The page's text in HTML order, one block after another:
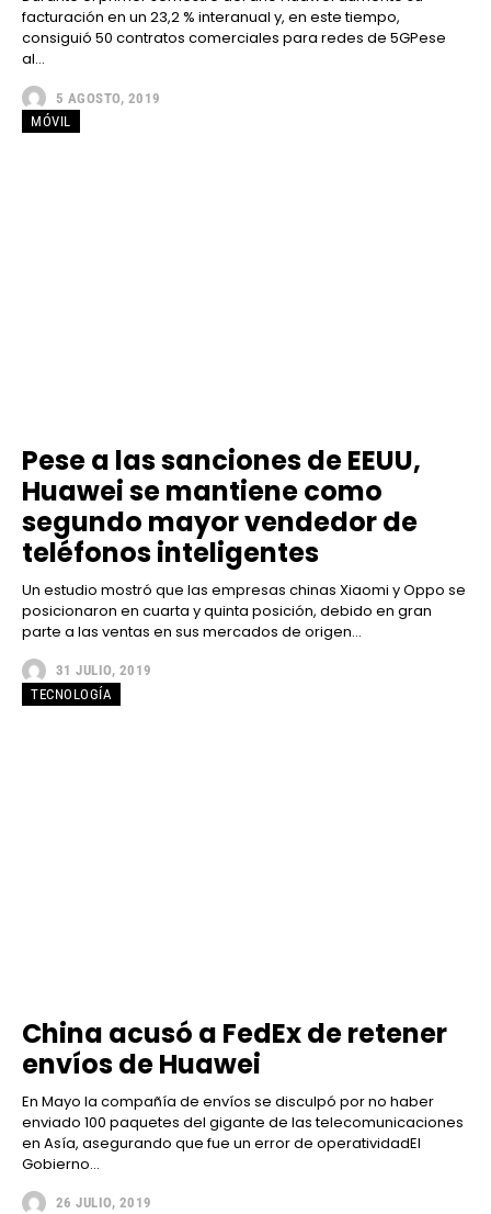
facturación en un 23,2 % interanual y, en este tiempo,
consiguió 50 contratos comerciales para redes de 5GPese
al...
5 AGOSTO, 2019
MÓVIL
Pese a las sanciones de EEUU,
Huawei se mantiene como
segundo mayor vendedor de
teléfonos inteligentes
Un estudio mostró que las empresas chinas Xiaomi y Oppo se
posicionaron en cuarta y quinta posición, debido en gran
parte a las ventas en sus mercados de origen...
31 JULIO, 2019
TECNOLOGÍA
China acusó a FedEx de retener
envíos de Huawei
En Mayo la compañía de envíos se disculpó por no haber
enviado 100 paquetes del gigante de las telecomunicaciones
en Asía, asegurando que fue un error de operatividadEl
Gobierno...
26 JULIO, 2019